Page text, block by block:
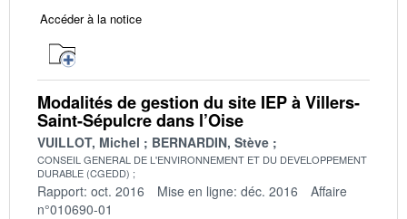
Accéder à la notice
Modalités de gestion du site IEP à Villers-
Saint-Sépulcre dans l’Oise
VUILLOT, Michel BERNARDIN, Stève
CONSEIL GENERAL DE L'ENVIRONNEMENT ET DU DEVELOPPEMENT
DURABLE (CGEDD)
Rapport: oct. 2016 Mise en ligne: déc. 2016
Affaire
n°010690-01